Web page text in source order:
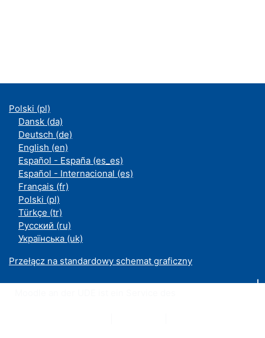
Polski ‎(pl)‎
Dansk ‎(da)‎
Deutsch ‎(de)‎
English ‎(en)‎
Español - España ‎(es_es)‎
Español - Internacional ‎(es)‎
Français ‎(fr)‎
Polski ‎(pl)‎
Türkçe ‎(tr)‎
Русский ‎(ru)‎
Українська ‎(uk)‎
Przełącz na standardowy schemat graficzny